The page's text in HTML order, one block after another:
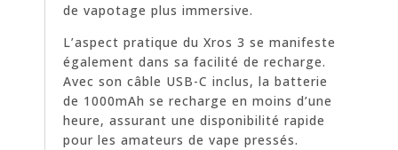
de vapotage plus immersive.
L’aspect pratique du Xros 3 se manifeste
également dans sa facilité de recharge.
Avec son câble USB-C inclus, la batterie
de 1000mAh se recharge en moins d’une
heure, assurant une disponibilité rapide
pour les amateurs de vape pressés.